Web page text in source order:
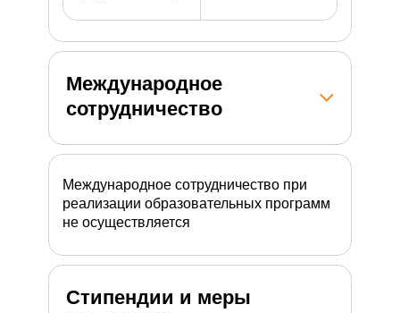
Международное
сотрудничество
Международное сотрудничество при
реализации образовательных программ
не осуществляется
Стипендии и меры